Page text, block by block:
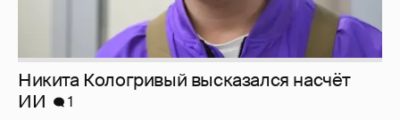
Никита Кологривый высказался насчёт
ИИ
1